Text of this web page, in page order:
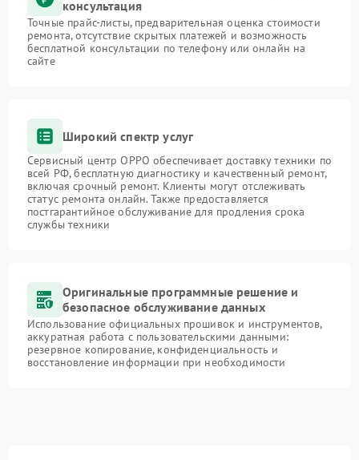
консультация
Точные прайс-листы, предварительная оценка стоимости
ремонта, отсутствие скрытых платежей и возможность
бесплатной консультации по телефону или онлайн на
сайте
Широкий спектр услуг
Сервисный центр OPPO обеспечивает доставку техники по
всей РФ, бесплатную диагностику и качественный ремонт,
включая срочный ремонт. Клиенты могут отслеживать
статус ремонта онлайн. Также предоставляется
постгарантийное обслуживание для продления срока
службы техники
Оригинальные программные решение и
безопасное обслуживание данных
Использование официальных прошивок и инструментов,
аккуратная работа с пользовательскими данными:
резервное копирование, конфиденциальность и
восстановление информации при необходимости